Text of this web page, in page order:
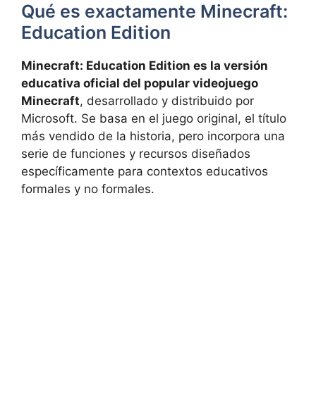
Qué es exactamente Minecraft:
Education Edition
Minecraft: Education Edition es la versión
educativa oficial del popular videojuego
Minecraft, desarrollado y distribuido por
Microsoft. Se basa en el juego original, el título
más vendido de la historia, pero incorpora una
serie de funciones y recursos diseñados
específicamente para contextos educativos
formales y no formales.